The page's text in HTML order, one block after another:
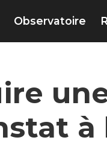
Observatoire
à